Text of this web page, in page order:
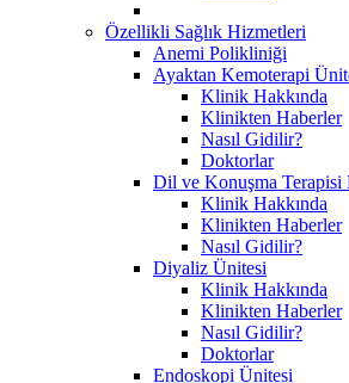
Özellikli Sağlık Hizmetleri
Anemi Polikliniği
Ayaktan Kemoterapi
Klinik Hakkında
Klinikten Haberler
Nasıl Gidilir?
Doktorlar
Dil ve Konuşma
Klinik Hakkında
Klinikten Haberler
Nasıl Gidilir?
Diyaliz Ünitesi
Klinik Hakkında
Klinikten Haberler
Nasıl Gidilir?
Doktorlar
Endoskopi Ünitesi